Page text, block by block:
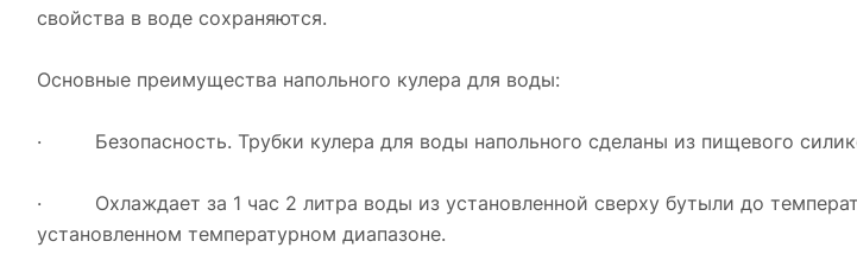
свойства в воде сохраняются.
Основные преимущества напольного кулера для воды:
· Безопасность. Трубки кулера для воды напольного сделаны из пищевого
· Охлаждает за 1 час 2 литра воды из установленной сверху бутыли до
установленном температурном диапазоне.